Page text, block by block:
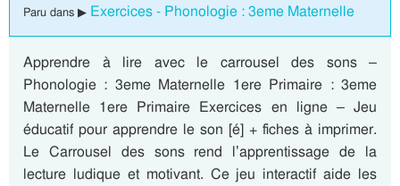
Paru dans ▶ Exercices - Phonologie : 3eme Maternelle
Apprendre à lire avec le carrousel des sons –
Phonologie : 3eme Maternelle 1ere Primaire : 3eme
Maternelle 1ere Primaire Exercices en ligne – Jeu
éducatif pour apprendre le son [é] + fiches à imprimer.
Le Carrousel des sons rend l’apprentissage de la
lecture ludique et motivant. Ce jeu interactif aide les